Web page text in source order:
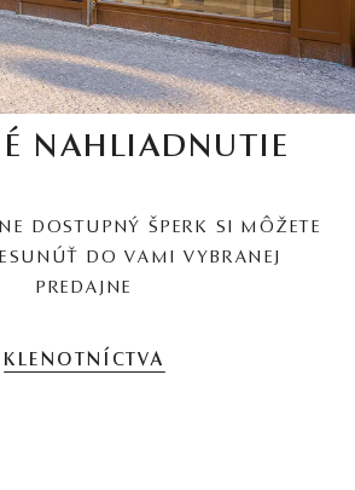
NAHLIADNUTIE
DOSTUPNÝ ŠPERK SI MÔŽETE
DO VAMI VYBRANEJ
PREDAJNE
KLENOTNÍCTVA